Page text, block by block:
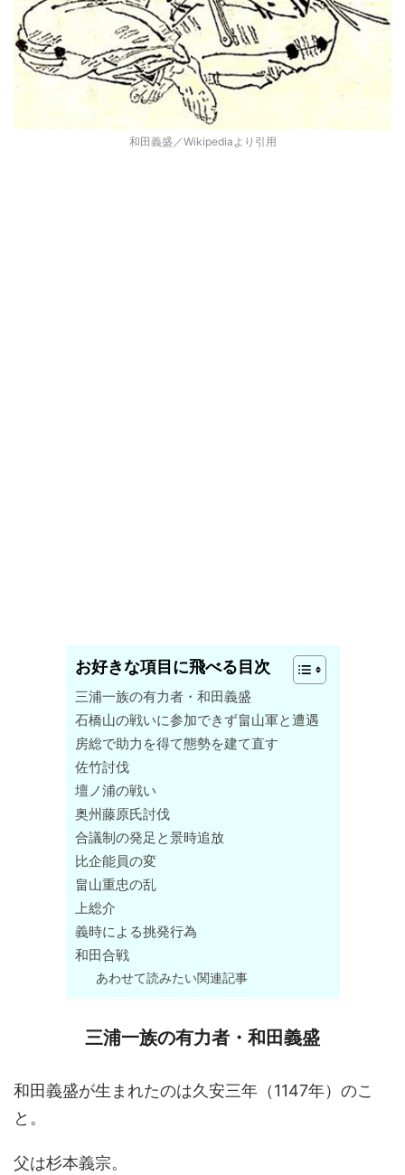
和田義盛／Wikipediaより引用
お好きな項目に飛べる目次
三浦一族の有力者・和田義盛
石橋山の戦いに参加できず畠山軍と遭遇
房総で助力を得て態勢を建て直す
佐竹討伐
壇ノ浦の戦い
奥州藤原氏討伐
合議制の発足と景時追放
比企能員の変
畠山重忠の乱
上総介
義時による挑発行為
和田合戦
あわせて読みたい関連記事
三浦一族の有力者・和田義盛
和田義盛が生まれたのは久安三年（1147年）のこ
と。
父は杉本義宗。